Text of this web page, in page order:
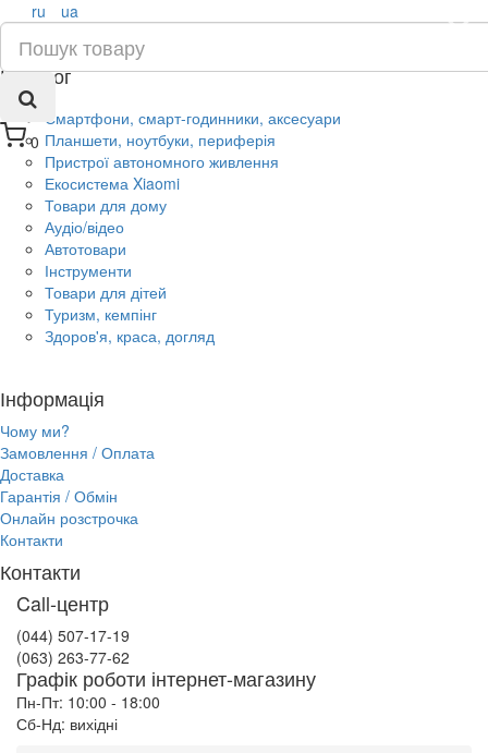
0
×
ru ua
Каталог
Смартфони, смарт-годинники, аксесуари
Планшети, ноутбуки, периферія
Пристрої автономного живлення
Екосистема Xiaomi
Товари для дому
Аудіо/відео
Автотовари
Інструменти
Товари для дітей
Туризм, кемпінг
Здоров'я, краса, догляд
Інформація
Чому ми?
Замовлення / Оплата
Доставка
Гарантія / Обмін
Онлайн розстрочка
Контакти
Контакти
Call-центр
(044) 507-17-19
(063) 263-77-62
Графік роботи інтернет-магазину
Пн-Пт: 10:00 - 18:00
Сб-Нд: вихідні